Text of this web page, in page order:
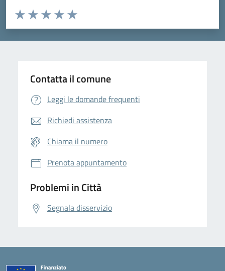
Domanda
Valuta da 1 a 5 stelle la pagina
Valuta 5 stelle su 5
Valuta 4 stelle su 5
Valuta 3 stelle su 5
Valuta 2 stelle su 5
Valuta 1 stelle su 5
Contatta il comune
Leggi le domande frequenti
Richiedi assistenza
Chiama il numero
Prenota appuntamento
Problemi in Città
Segnala disservizio